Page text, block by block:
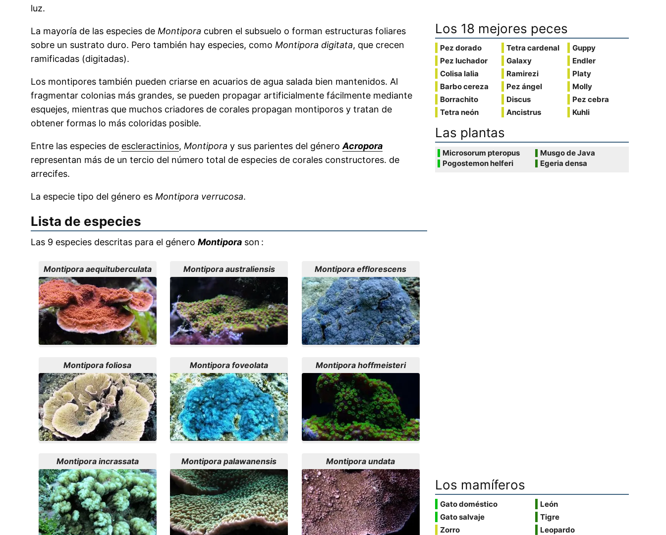
luz.
La mayoría de las especies de Montipora cubren el subsuelo o forman estructuras foliares
sobre un sustrato duro. Pero también hay especies, como Montipora digitata, que crecen
ramificadas (digitadas).
Los montipores también pueden criarse en acuarios de agua salada bien mantenidos. Al
fragmentar colonias más grandes, se pueden propagar artificialmente fácilmente mediante
esquejes, mientras que muchos criadores de corales propagan montiporos y tratan de
obtener formas lo más coloridas posible.
Entre las especies de escleractinios, Montipora y sus parientes del género Acropora
representan más de un tercio del número total de especies de corales constructores. de
arrecifes.
La especie tipo del género es Montipora verrucosa.
Lista de especies
Las 9 especies descritas para el género Montipora son :
Montipora aequituberculata Montipora australiensis Montipora efflorescens
Montipora foliosa Montipora foveolata Montipora hoffmeisteri
Montipora incrassata Montipora palawanensis Montipora undata
Los 18 mejores peces
Pez dorado
Pez luchador
Colisa lalia
Barbo cereza
Borrachito
Tetra neón
Tetra cardenal
Galaxy
Ramirezi
Pez ángel
Discus
Ancistrus
Guppy
Endler
Platy
Molly
Pez cebra
Kuhli
Las plantas
Microsorum pteropus
Pogostemon helferi
Musgo de Java
Egeria densa
Los mamíferos
Gato doméstico
Gato salvaje
Zorro
León
Tigre
Leopardo